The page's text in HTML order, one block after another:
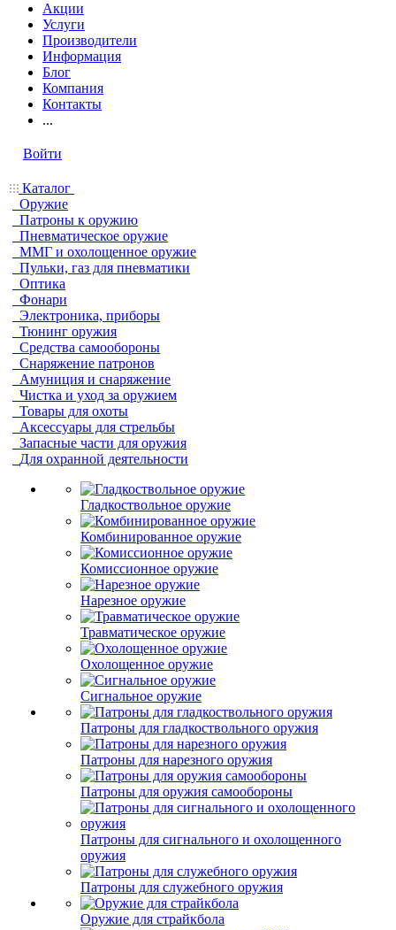
Акции
Услуги
Производители
Информация
Блог
Компания
Контакты
...
Войти
Каталог
Оружие
Патроны к оружию
Пневматическое оружие
ММГ и охолощенное оружие
Пульки, газ для пневматики
Оптика
Фонари
Электроника, приборы
Тюнинг оружия
Средства самообороны
Снаряжение патронов
Амуниция и снаряжение
Чистка и уход за оружием
Товары для охоты
Аксессуары для стрельбы
Запасные части для оружия
Для охранной деятельности
Гладкоствольное оружие
Комбинированное оружие
Комиссионное оружие
Нарезное оружие
Травматическое оружие
Охолощенное оружие
Сигнальное оружие
Патроны для гладкоствольного оружия
Патроны для нарезного оружия
Патроны для оружия самообороны
Патроны для сигнального и охолощенного
оружия
Патроны для служебного оружия
Оружие для страйкбола